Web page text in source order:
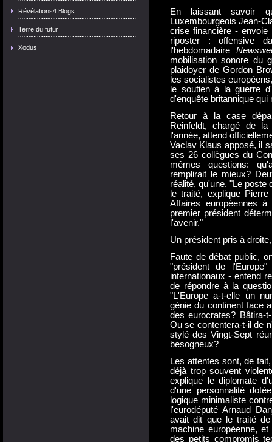
Révélations4 Blogs
Terre du futur
Xodus
En laissant savoir
Luxembourgeois Jean-
crise financière - envoie
riposter : offensive
l'hebdomadaire
mobilisation sonore du
plaidoyer de Gordon
les socialistes
le soutien à la guerre
d'enquête britannique
Retour à la case
Reinfeldt, chargé de
l'année, attend
Vaclav Klaus apposé, il
ses 26 collègues du
mêmes questions:
remplirait le mieux?
réalité, qu'une. "Le poste
le traité, explique
Affaires européennes
premier président
l'avenir."
Un président pris à
Faute de débat public,
"président de
internationaux - entend
de répondre à la
"L'Europe a-t-elle un
génie du continent face
des eurocrates? Bâtira-
Ou se contentera-t-il de
stylé des Vingt-Sept
besogneux?
Les attentes sont, de
déjà trop souvent
explique le diplomate
d'une personnalité
logique minimaliste
l'eurodéputé Arnaud
avait dit que le traité
machine européenne,
des petits compromis